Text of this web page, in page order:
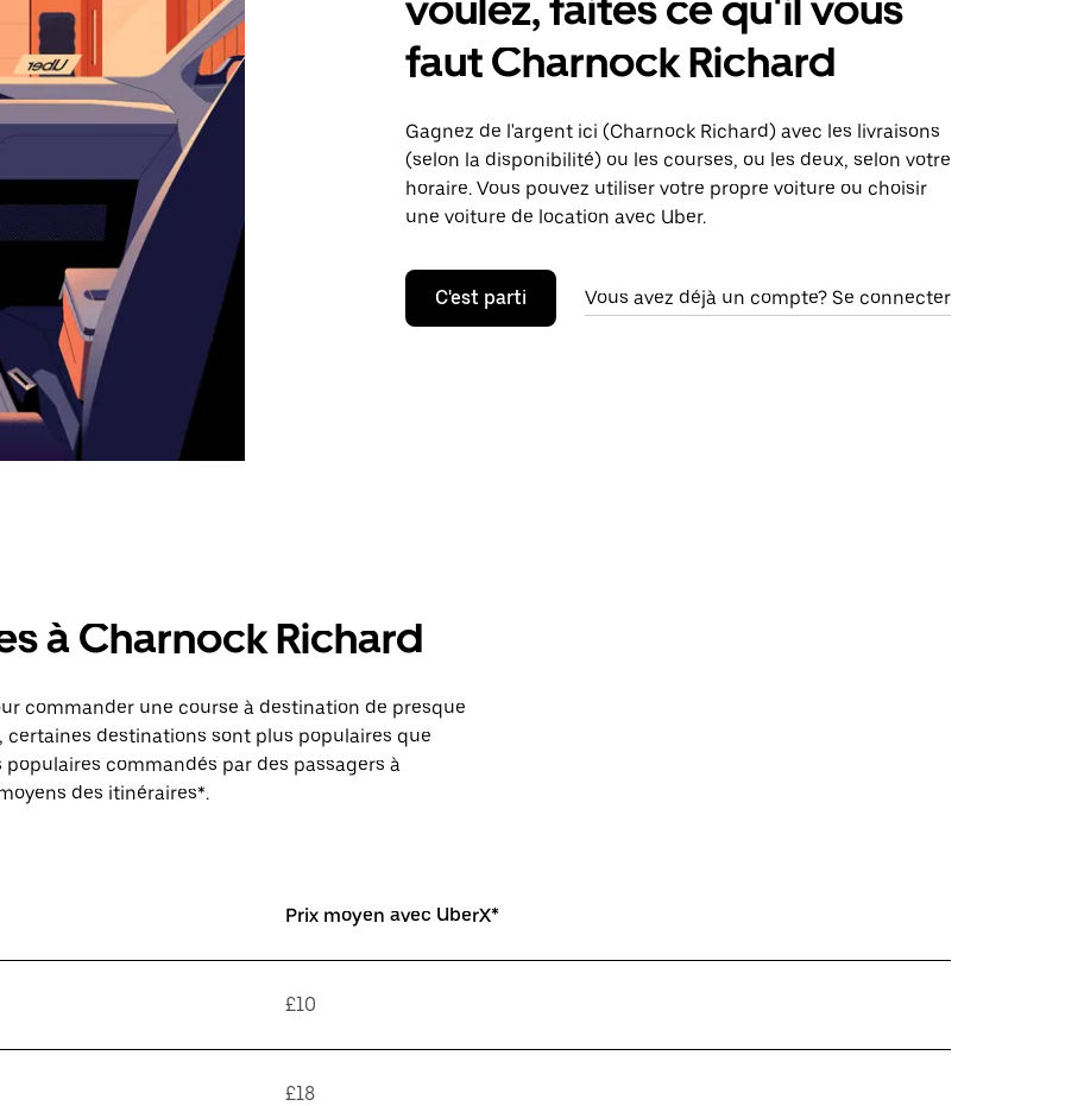
faut Charnock Richard
Gagnez de l'argent ici (Charnock Richard) avec les livraisons
(selon la disponibilité) ou les courses, ou les deux, selon votre
horaire. Vous pouvez utiliser votre propre voiture ou choisir
une voiture de location avec Uber.
C'est parti Vous avez déjà un compte? Se connecter
à Charnock Richard
commander une course à destination de presque
destinations sont plus populaires que
commandés par des passagers à
des itinéraires*.
Prix moyen avec UberX*
£10
£18